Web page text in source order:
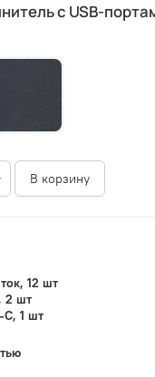
с USB-
В корзину
12 шт
2 шт
C, 1 шт